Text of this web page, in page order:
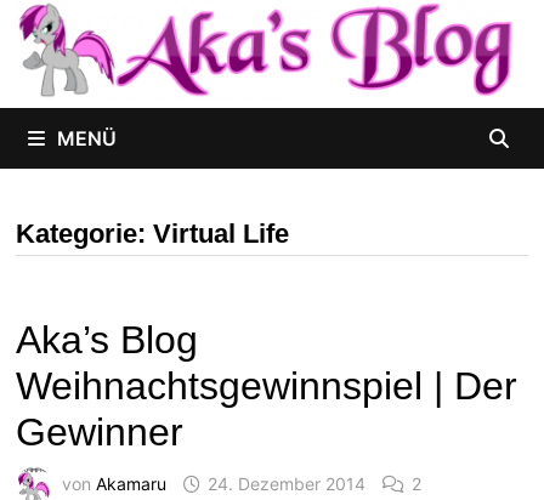
Zum
Inhalt
springen
MENÜ
Kategorie: Virtual Life
Aka’s Blog
Weihnachtsgewinnspiel | Der
Gewinner
von Akamaru 24. Dezember 2014 2